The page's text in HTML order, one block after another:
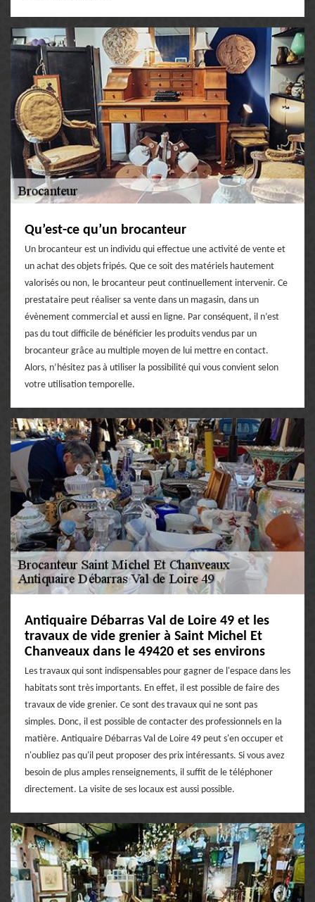
Qu’est-ce qu’un brocanteur
Un brocanteur est un individu qui effectue une activité de vente et
un achat des objets fripés. Que ce soit des matériels hautement
valorisés ou non, le brocanteur peut continuellement intervenir. Ce
prestataire peut réaliser sa vente dans un magasin, dans un
évènement commercial et aussi en ligne. Par conséquent, il n’est
pas du tout difficile de bénéficier les produits vendus par un
brocanteur grâce au multiple moyen de lui mettre en contact.
Alors, n’hésitez pas à utiliser la possibilité qui vous convient selon
votre utilisation temporelle.
Antiquaire Débarras Val de Loire 49 et les
travaux de vide grenier à Saint Michel Et
Chanveaux dans le 49420 et ses environs
Les travaux qui sont indispensables pour gagner de l'espace dans les
habitats sont très importants. En effet, il est possible de faire des
travaux de vide grenier. Ce sont des travaux qui ne sont pas
simples. Donc, il est possible de contacter des professionnels en la
matière. Antiquaire Débarras Val de Loire 49 peut s'en occuper et
n'oubliez pas qu'il peut proposer des prix intéressants. Si vous avez
besoin de plus amples renseignements, il suffit de le téléphoner
directement. La visite de ses locaux est aussi possible.